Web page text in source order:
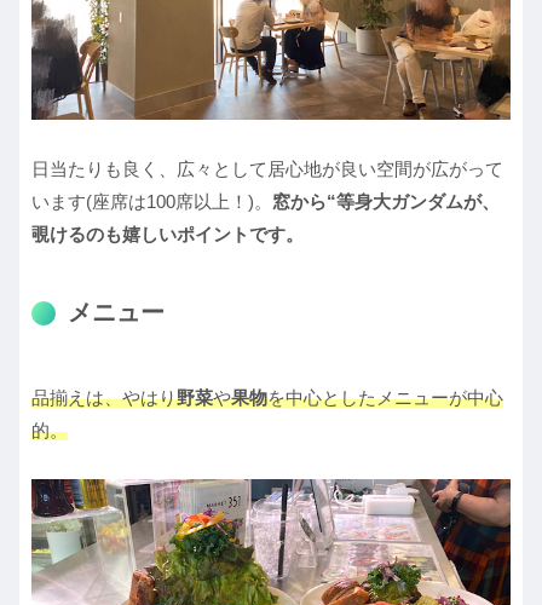
日当たりも良く、広々として居心地が良い空間が広がって
います(座席は100席以上！)。 窓から“等身大ガンダムが、
覗けるのも嬉しいポイントです。
メニュー
品揃えは、やはり野菜や果物を中心としたメニューが中心
的。